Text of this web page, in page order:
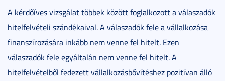
A kérdőíves vizsgálat többek között foglalkozott a válaszadók
hitelfelvételi szándékaival. A válaszadók fele a vállalkozása
finanszírozására inkább nem venne fel hitelt. Ezen
válaszadók fele egyáltalán nem venne fel hitelt. A
hitelfelvételből fedezett vállalkozásbővítéshez pozitívan álló